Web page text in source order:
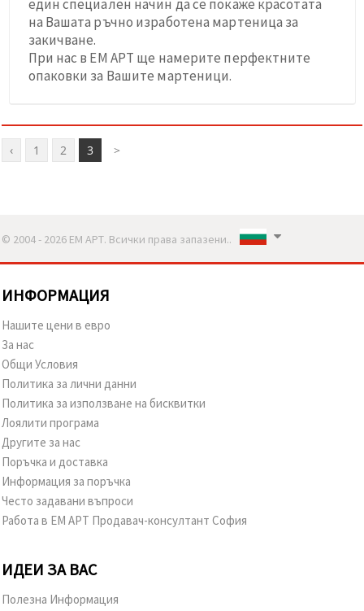
един специален начин да се покаже красотата
на Вашата ръчно изработена мартеница за
закичване.
При нас в ЕМ АРТ ще намерите перфектните
опаковки за Вашите мартеници.
‹ 1 2 3 >
© 2004 - 2026 ЕМ АРТ. Всички права запазени..
ИНФОРМАЦИЯ
Нашите цени в евро
За нас
Общи Условия
Политика за лични данни
Политика за използване на бисквитки
Лоялити програма
Другите за нас
Поръчка и доставка
Информация за поръчка
Често задавани въпроси
Работа в ЕМ АРТ Продавач-консултант София
ИДЕИ ЗА ВАС
Полезна Информация